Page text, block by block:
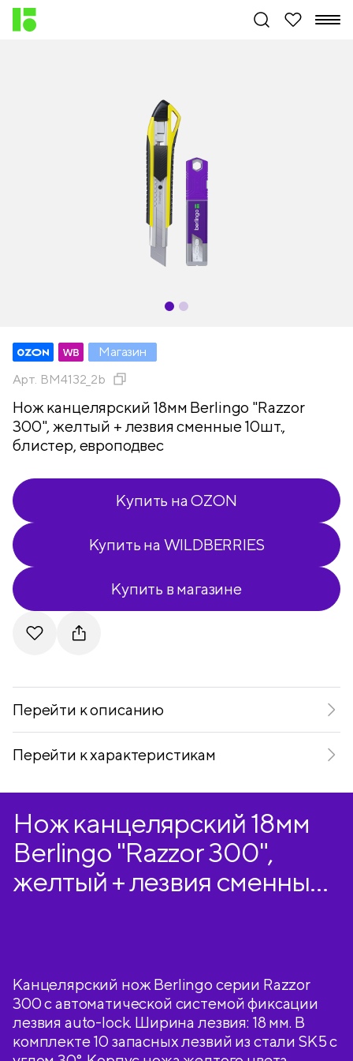
Магазин
Арт. BM4132_2b
Нож канцелярский 18мм Berlingo "Razzor
300", желтый + лезвия сменные 10шт.,
блистер, европодвес
Купить на OZON
Купить на WILDBERRIES
Купить в магазине
Перейти к описанию
Перейти к характеристикам
Нож канцелярский 18мм
Berlingo "Razzor 300",
желтый + лезвия сменные
Канцелярский нож Berlingo серии Razzor
300 с автоматической системой фиксации
лезвия auto-lock. Ширина лезвия: 18 мм. В
комплекте 10 запасных лезвий из стали SK5 с